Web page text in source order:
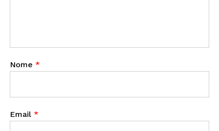
Nome *
Email *